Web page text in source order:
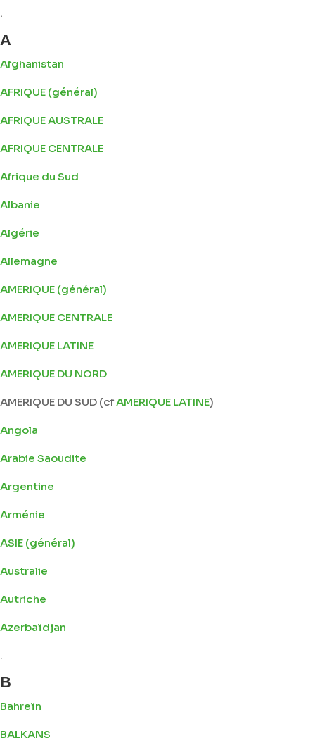
.
A
Afghanistan
AFRIQUE (général)
AFRIQUE AUSTRALE
AFRIQUE CENTRALE
Afrique du Sud
Albanie
Algérie
Allemagne
AMERIQUE (général)
AMERIQUE CENTRALE
AMERIQUE LATINE
AMERIQUE DU NORD
AMERIQUE DU SUD (cfAMERIQUE LATINE)
Angola
Arabie Saoudite
Argentine
Arménie
ASIE (général)
Australie
Autriche
Azerbaïdjan
.
B
Bahreïn
BALKANS